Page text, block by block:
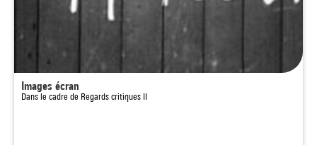
Images écran
Dans le cadre de Regards critiques II